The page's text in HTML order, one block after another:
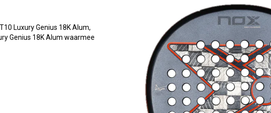
Luxury Genius 18K Alum,
Genius 18K Alum waarmee